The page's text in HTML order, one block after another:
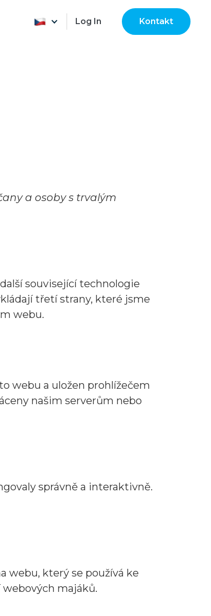
Log In Kontakt
a osoby s trvalým
související technologie
třetí strany, které jsme
webu.
webu a uložen prohlížečem
našim serverům nebo
správně a interaktivně.
webu, který se používá ke
majáků.